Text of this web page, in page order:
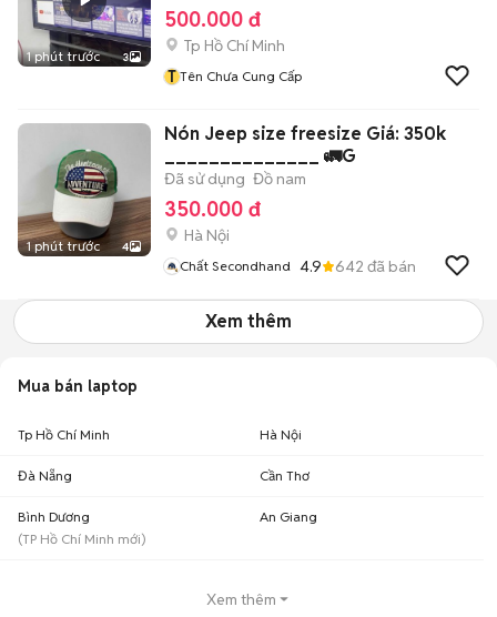
1 phút trước 3
500.000 đ
Tp Hồ Chí Minh
T Tên Chưa Cung Cấp
1 phút trước 4
Nón Jeep size freesize Giá: 350k
______________ 🚛G
Đã sử dụng Đồ nam
350.000 đ
Hà Nội
Chất Secondhand 4.9 642 đã bán
Xem thêm
Mua bán laptop
Tp Hồ Chí Minh Hà Nội
Đà Nẵng Cần Thơ
Bình Dương
(TP Hồ Chí Minh mới)
An Giang
Xem thêm